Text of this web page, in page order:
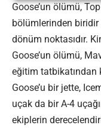
Goose’un ölümü,
bölümlerinden
dönüm noktasıdır.
Goose’un ölümü,
eğitim tatbikatından
Goose’u bir jette,
uçak da bir A-4
ekiplerin